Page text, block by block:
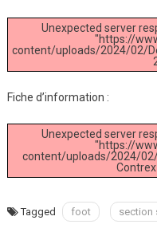
Unexpected server
"https://
content/uploads/2024/02/
Fiche d’information :
Unexpected server
"https://
content/uploads/2024/
Tagged foot section